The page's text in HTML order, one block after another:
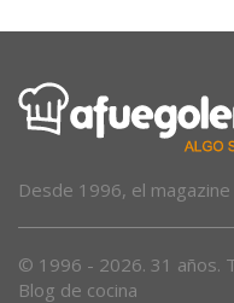
Desde 1996, el
© 1996 - 2026. 31 años.
Blog de cocina